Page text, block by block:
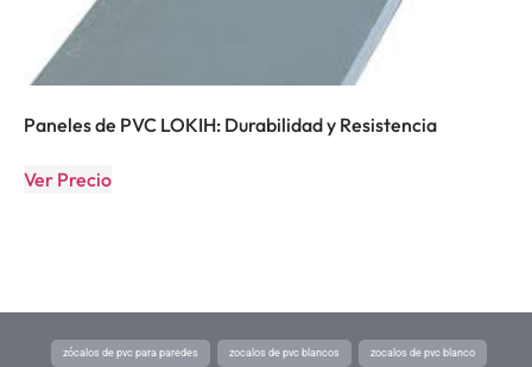
Paneles de PVC LOKIH: Durabilidad y Resistencia
Ver Precio
zócalos de pvc para paredes zocalos de pvc blancos zocalos de pvc blanco